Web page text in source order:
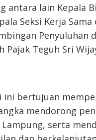
antara lain Kepala
Seksi Kerja
Penyuluhan
Pajak Teguh Sri
ini bertujuan
mendorong
Lampung, serta